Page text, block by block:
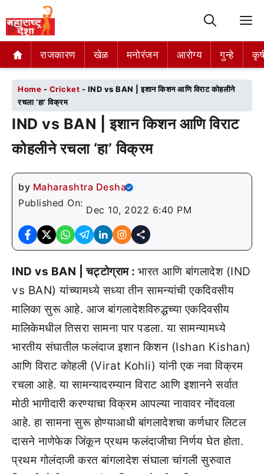
राजकारण खेळ मनोरंजन आरोग्य गुन्हे
राजकारण खेळ मनोरंजन आरोग्य गुन्हे
Home - Cricket - IND vs BAN | इशान किशन आणि विराट कोहलीने
रचला ‘हा’ विक्रम
IND vs BAN | इशान किशन आणि विराट
कोहलीने रचला ‘हा’ विक्रम
by Maharashtra Desha
Published On:
Dec 10, 2022 6:40 PM
IND vs BAN | चट्टोग्राम : भारत आणि बांगलादेश (IND
vs BAN) यांच्यामध्ये सध्या तीन सामन्यांची एकदिवसीय
मालिका सुरू आहे. आज बांगलादेशविरुद्धच्या एकदिवसीय
मालिकेमधील तिसरा सामना पार पडला. या सामन्यामध्ये
भारतीय संघातील फलंदाज इशान किशन (Ishan Kishan)
आणि विराट कोहली (Virat Kohli) यांनी एक नवा विक्रम
रचला आहे. या सामन्यादरम्यान विराट आणि इशानने सर्वात
मोठी भागीदारी करण्याचा विक्रम आपल्या नावावर नोंदवला
आहे. हा सामना सुरू होण्याआधी बांगलादेशचा कर्णधार लिटल
दासने नाणेफेक जिंकून प्रथम फलंदाजीचा निर्णय घेत होता.
प्रथम गोलंदाजी करत बांगलादेश संघाला चांगली सुरुवात